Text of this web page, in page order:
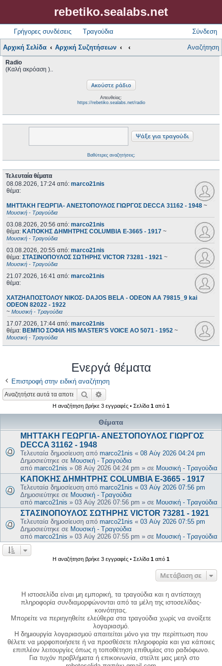
rebetiko.sealabs.net
Γρήγορες συνδέσεις Τραγούδια Σύνδεση
Αρχική Σελίδα Αρχική Συζητήσεων Αναζήτηση
Radio
(Καλή ακρόαση )..
Απευθείας:
https://rebetiko.sealabs.net/radio
Βαθύτερες αναζητήσεις;
Τελευταία θέματα
08.08.2026, 17:24 από: marco21nis
θέμα:
ΜΗΤΤΑΚΗ ΓΕΩΡΓΙΑ- ΑΝΕΣΤΟΠΟΥΛΟΣ ΓΙΩΡΓΟΣ DECCA 31162 - 1948 ~
Μουσική - Τραγούδια
03.08.2026, 20:56 από: marco21nis
θέμα: ΚΑΠΟΚΗΣ ΔΗΜΗΤΡΗΣ COLUMBIA E-3665 - 1917 ~
Μουσική - Τραγούδια
03.08.2026, 20:55 από: marco21nis
θέμα: ΣΤΑΣΙΝΟΠΟΥΛΟΣ ΣΩΤΗΡΗΣ VICTOR 73281 - 1921 ~
Μουσική - Τραγούδια
21.07.2026, 16:41 από: marco21nis
θέμα:
ΧΑΤΖΗΑΠΟΣΤΟΛΟΥ ΝΙΚΟΣ- DAJOS BELA - ODEON AA 79815_9 kai
ODEON 82022 - 1922
~ Μουσική - Τραγούδια
17.07.2026, 17:44 από: marco21nis
θέμα: ΒΕΜΠΟ ΣΟΦΙΑ HIS MASTER'S VOICE AO 5071 - 1952 ~
Μουσική - Τραγούδια
Ενεργά θέματα
Επιστροφή στην ειδική αναζήτηση
Αναζήτηση
Η αναζήτηση βρήκε 3 εγγραφές • Σελίδα 1 από 1
Θέματα
ΜΗΤΤΑΚΗ ΓΕΩΡΓΙΑ- ΑΝΕΣΤΟΠΟΥΛΟΣ ΓΙΩΡΓΟΣ
DECCA 31162 - 1948
Τελευταία δημοσίευση από marco21nis « 08 Αύγ 2026 04:24 pm
Δημοσιεύτηκε σε Μουσική - Τραγούδια
από marco21nis » 08 Αύγ 2026 04:24 pm » σε Μουσική - Τραγούδια
ΚΑΠΟΚΗΣ ΔΗΜΗΤΡΗΣ COLUMBIA E-3665 - 1917
Τελευταία δημοσίευση από marco21nis « 03 Αύγ 2026 07:56 pm
Δημοσιεύτηκε σε Μουσική - Τραγούδια
από marco21nis » 03 Αύγ 2026 07:56 pm » σε Μουσική - Τραγούδια
ΣΤΑΣΙΝΟΠΟΥΛΟΣ ΣΩΤΗΡΗΣ VICTOR 73281 - 1921
Τελευταία δημοσίευση από marco21nis « 03 Αύγ 2026 07:55 pm
Δημοσιεύτηκε σε Μουσική - Τραγούδια
από marco21nis » 03 Αύγ 2026 07:55 pm » σε Μουσική - Τραγούδια
Η αναζήτηση βρήκε 3 εγγραφές • Σελίδα 1 από 1
Μετάβαση σε
Η ιστοσελίδα είναι μη εμπορική, τα τραγούδια και η αντίστοιχη
πληροφορία συνδιαμορφώνονται από τα μέλη της ιστοσελίδας-
κοινότητας.
Μπορείτε να περιηγηθείτε ελεύθερα στα τραγούδια χωρίς να ανοίξετε
λογαριασμό.
Η δημιουργία λογαριασμού απαιτείται μόνο για την περίπτωση που
θέλετε να μορφοποιήσετε ή να προσθέσετε πληροφορία και για κάποιες
επιπλέον λειτουργίες όπως η τοποθέτηση επιθυμίας στο ραδιόφωνο.
Για τυχόν προβλήματα ή επικοινωνία, στείλτε μας μεηλ στο